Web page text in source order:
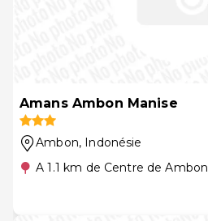
Amans Ambon Manise
Ambon, Indonésie
A 1.1 km de Centre de Ambon